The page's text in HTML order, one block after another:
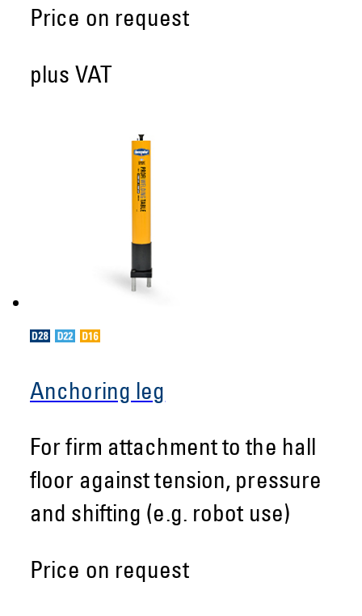
Price on request
plus VAT
Anchoring leg
For firm attachment to the hall
floor against tension, pressure
and shifting (e.g. robot use)
Price on request